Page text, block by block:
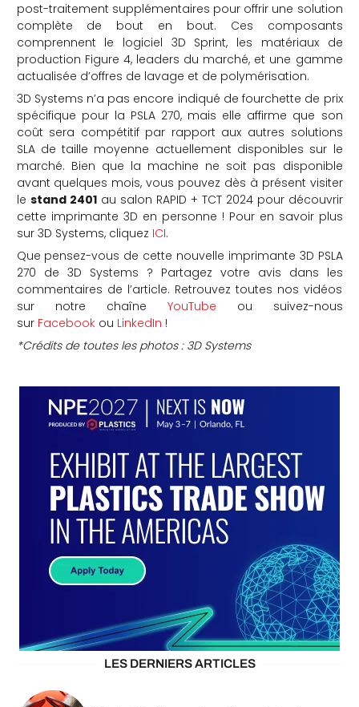
post-traitement supplémentaires pour offrir une solution
complète de bout en bout. Ces composants
comprennent le logiciel 3D Sprint, les matériaux de
production Figure 4, leaders du marché, et une gamme
actualisée d’offres de lavage et de polymérisation.
3D Systems n’a pas encore indiqué de fourchette de prix
spécifique pour la PSLA 270, mais elle affirme que son
coût sera compétitif par rapport aux autres solutions
SLA de taille moyenne actuellement disponibles sur le
marché. Bien que la machine ne soit pas disponible
avant quelques mois, vous pouvez dès à présent visiter
le stand 2401au salon RAPID + TCT 2024 pour découvrir
cette imprimante 3D en personne ! Pour en savoir plus
sur 3D Systems, cliquez ICI.
Que pensez-vous de cette nouvelle imprimante 3D PSLA
270 de 3D Systems ? Partagez votre avis dans les
commentaires de l’article. Retrouvez toutes nos vidéos
sur notre chaîne YouTube ou suivez-nous
sur Facebookou LinkedIn !
*Crédits de toutes les photos : 3D Systems
LES DERNIERS ARTICLES